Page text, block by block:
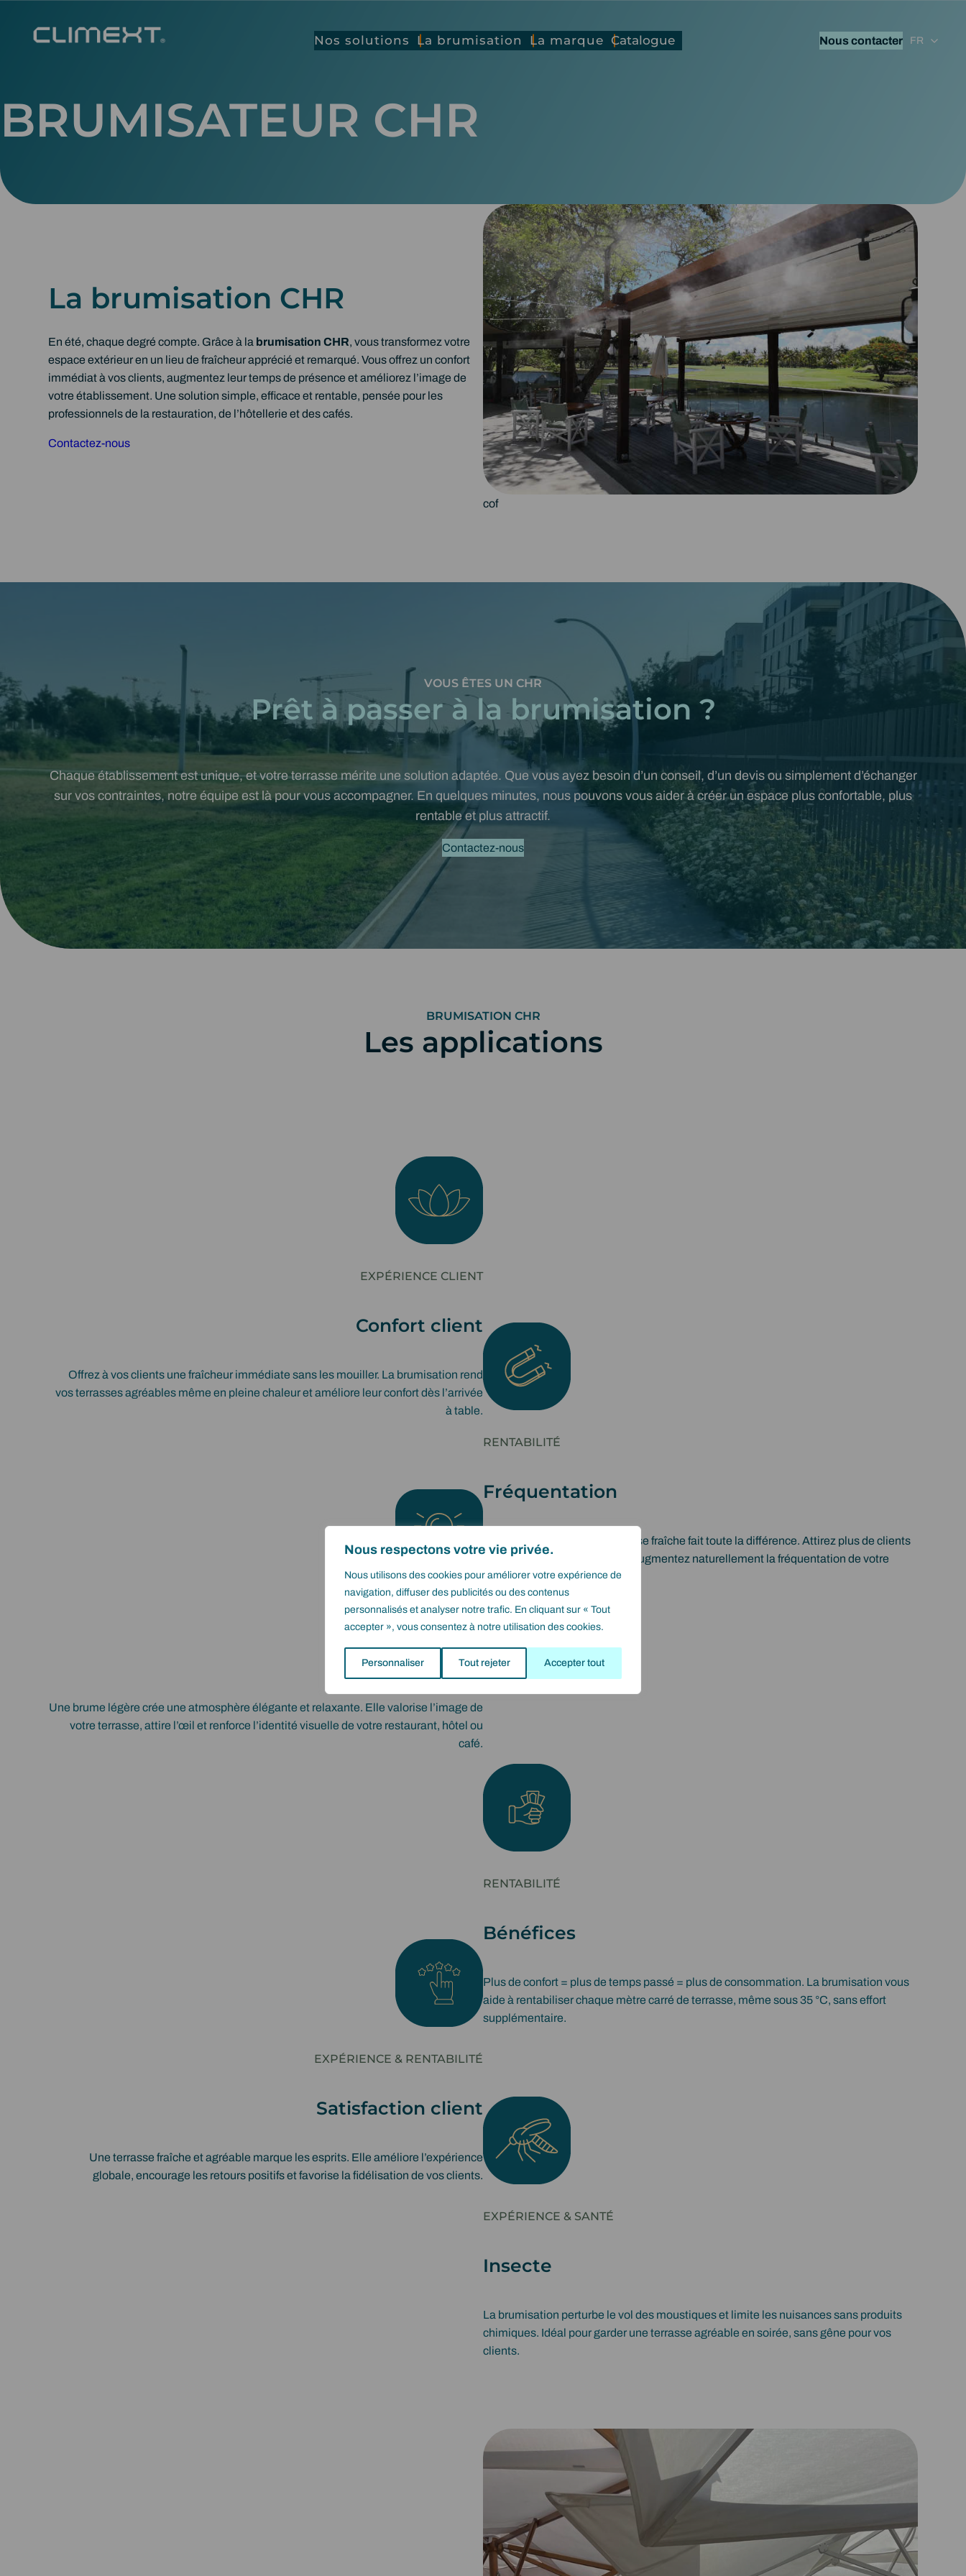
Nous respectons votre vie privée.
Nous utilisons des cookies pour améliorer votre expérience de
navigation, diffuser des publicités ou des contenus
personnalisés et analyser notre trafic. En cliquant sur « Tout
accepter », vous consentez à notre utilisation des cookies.
Personnaliser Tout rejeter Accepter tout
Nos solutions La brumisation La marque Catalogue Nous contacter FR
BRUMISATEUR CHR
La brumisation CHR
En été, chaque degré compte. Grâce à la brumisation CHR, vous transformez votre
espace extérieur en un lieu de fraîcheur apprécié et remarqué. Vous offrez un confort
immédiat à vos clients, augmentez leur temps de présence et améliorez l’image de
votre établissement. Une solution simple, efficace et rentable, pensée pour les
professionnels de la restauration, de l’hôtellerie et des cafés.
Contactez-nous
cof
VOUS ÊTES UN CHR
Prêt à passer à la brumisation ?
Chaque établissement est unique, et votre terrasse mérite une solution adaptée. Que vous ayez besoin d’un conseil, d’un devis ou simplement d’échanger
sur vos contraintes, notre équipe est là pour vous accompagner. En quelques minutes, nous pouvons vous aider à créer un espace plus confortable, plus
rentable et plus attractif.
Contactez-nous
BRUMISATION CHR
Les applications
EXPÉRIENCE CLIENT
Confort client
Offrez à vos clients une fraîcheur immédiate sans les mouiller. La brumisation rend
vos terrasses agréables même en pleine chaleur et améliore leur confort dès l’arrivée
à table.
EXPÉRIENCE
Ambiance
Une brume légère crée une atmosphère élégante et relaxante. Elle valorise l’image de
votre terrasse, attire l’œil et renforce l’identité visuelle de votre restaurant, hôtel ou
café.
RENTABILITÉ
Fréquentation
En période estivale, une terrasse fraîche fait toute la différence. Attirez plus de clients
à toute heure de la journée et augmentez naturellement la fréquentation de votre
établissement.
EXPÉRIENCE & RENTABILITÉ
Satisfaction client
Une terrasse fraîche et agréable marque les esprits. Elle améliore l’expérience
globale, encourage les retours positifs et favorise la fidélisation de vos clients.
RENTABILITÉ
Bénéfices
Plus de confort = plus de temps passé = plus de consommation. La brumisation vous
aide à rentabiliser chaque mètre carré de terrasse, même sous 35 °C, sans effort
supplémentaire.
EXPÉRIENCE & SANTÉ
Insecte
La brumisation perturbe le vol des moustiques et limite les nuisances sans produits
chimiques. Idéal pour garder une terrasse agréable en soirée, sans gêne pour vos
clients.